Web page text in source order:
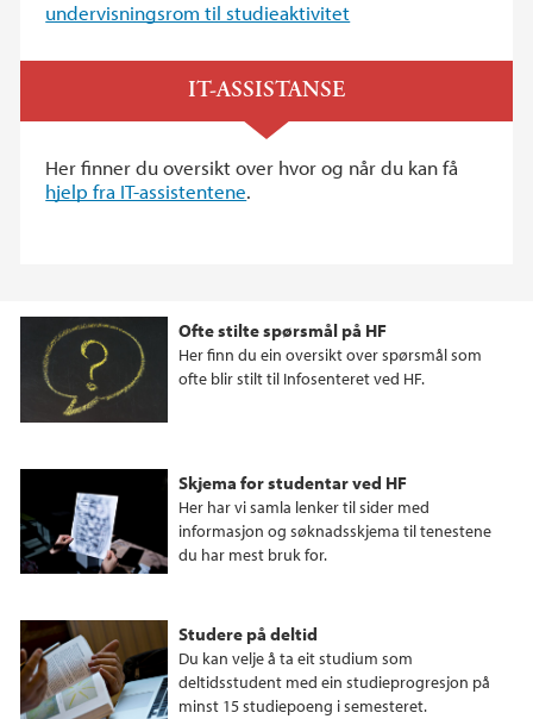
undervisningsrom til studieaktivitet
IT-ASSISTANSE
Her finner du oversikt over hvor og når du kan få
hjelp fra IT-assistentene.
Ofte stilte spørsmål på HF
Her finn du ein oversikt over spørsmål som
ofte blir stilt til Infosenteret ved HF.
Skjema for studentar ved HF
Her har vi samla lenker til sider med
informasjon og søknadsskjema til tenestene
du har mest bruk for.
Studere på deltid
Du kan velje å ta eit studium som
deltidsstudent med ein studieprogresjon på
minst 15 studiepoeng i semesteret.